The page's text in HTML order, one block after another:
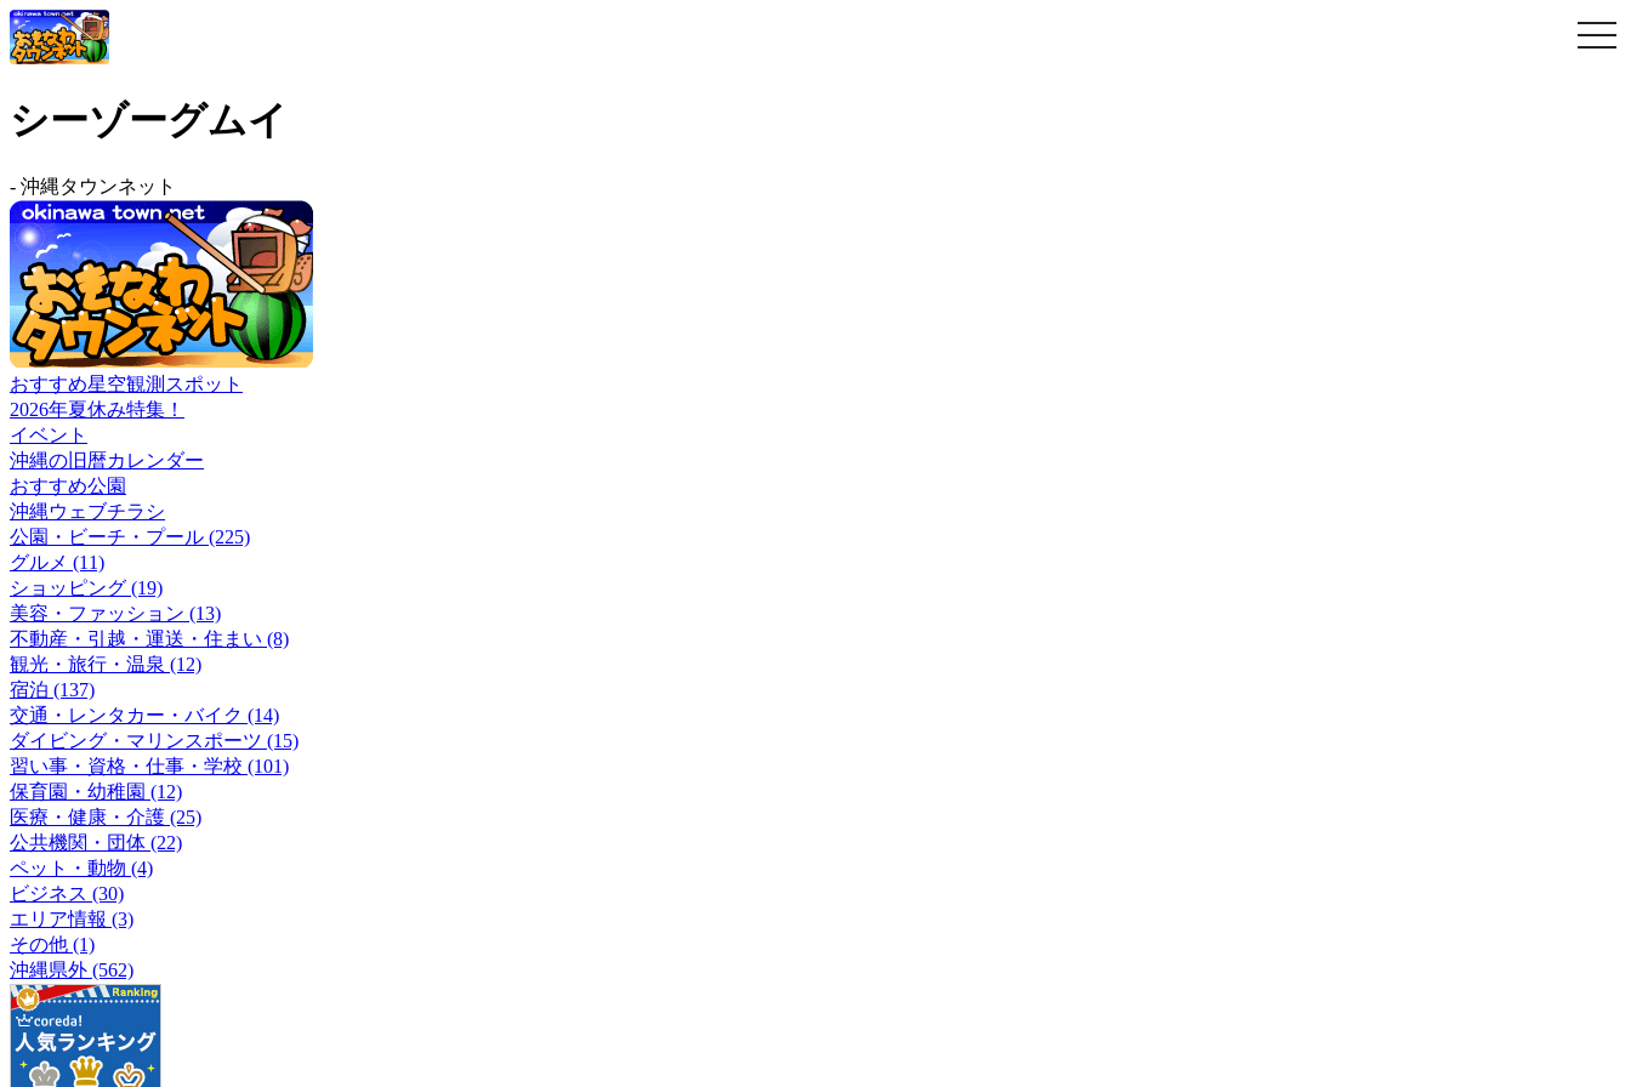
シーゾーグムイ
- 沖縄タウンネット
おすすめ星空観測スポット
2026年夏休み特集！
イベント
沖縄の旧暦カレンダー
おすすめ公園
沖縄ウェブチラシ
公園・ビーチ・プール (225)
グルメ (11)
ショッピング (19)
美容・ファッション (13)
不動産・引越・運送・住まい (8)
観光・旅行・温泉 (12)
宿泊 (137)
交通・レンタカー・バイク (14)
ダイビング・マリンスポーツ (15)
習い事・資格・仕事・学校 (101)
保育園・幼稚園 (12)
医療・健康・介護 (25)
公共機関・団体 (22)
ペット・動物 (4)
ビジネス (30)
エリア情報 (3)
その他 (1)
沖縄県外 (562)